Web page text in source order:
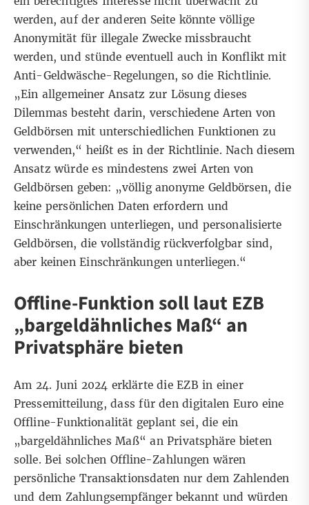
werden, auf der anderen Seite könnte völlige
Anonymität für illegale Zwecke missbraucht
werden, und stünde eventuell auch in Konflikt mit
Anti-Geldwäsche-Regelungen, so die Richtlinie.
„Ein allgemeiner Ansatz zur Lösung dieses
Dilemmas besteht darin, verschiedene Arten von
Geldbörsen mit unterschiedlichen Funktionen zu
verwenden,“ heißt es in der Richtlinie. Nach diesem
Ansatz würde es mindestens zwei Arten von
Geldbörsen geben: „völlig anonyme Geldbörsen, die
keine persönlichen Daten erfordern und
Einschränkungen unterliegen, und personalisierte
Geldbörsen, die vollständig rückverfolgbar sind,
aber keinen Einschränkungen unterliegen.“
Offline-Funktion soll laut EZB
„bargeldähnliches Maß“ an
Privatsphäre bieten
Am 24. Juni 2024 erklärte die EZB ineiner
Pressemitteilung, dass für den digitalen Euro eine
Offline-Funktionalität geplant sei, die ein
„bargeldähnliches Maß“ an Privatsphäre bieten
solle. Bei solchen Offline-Zahlungen wären
persönliche Transaktionsdaten nur dem Zahlenden
und dem Zahlungsempfänger bekannt und würden